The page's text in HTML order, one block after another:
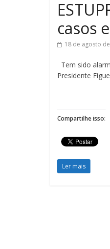
casos
18 de agosto
Tem sido
Presidente
Compartilhe isso:
Ler mais